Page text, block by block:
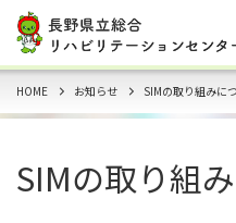
HOME お知らせ SIMの取り組みに
SIMの取り組